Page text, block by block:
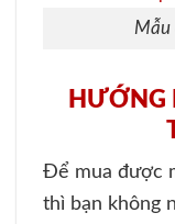
Mẫu
HƯỚNG
Để mua được
thì bạn không